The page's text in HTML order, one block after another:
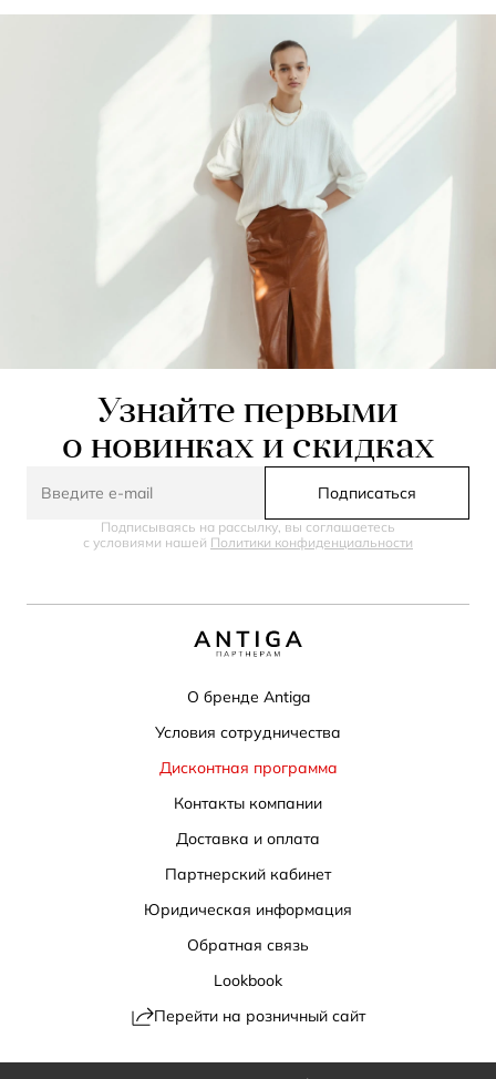
Узнайте первыми
о новинках и скидках
Подписаться
Подписываясь на рассылку, вы соглашаетесь
с условиями нашей Политики конфиденциальности
О бренде Antiga
Условия сотрудничества
Дисконтная программа
Контакты компании
Доставка и оплата
Партнерский кабинет
Юридическая информация
Обратная связь
Lookbook
Перейти на розничный сайт
Политика конфиденциальности